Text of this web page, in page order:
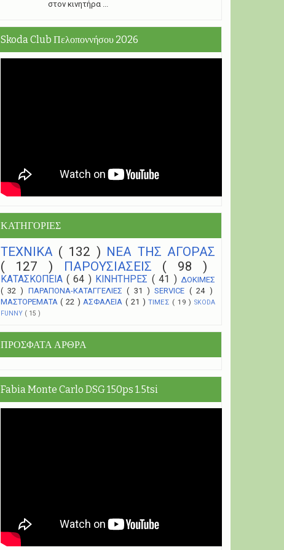
στον κινητήρα ...
Skoda Club Πελοποννήσου 2026
ΚΑΤΗΓΟΡΙΕΣ
ΤΕΧΝΙΚΑ ( 132 ) NEA THΣ ΑΓΟΡΑΣ
( 127 )
ΠΑΡΟΥΣΙΑΣΕΙΣ ( 98 )
ΚΑΤΑΣΚΟΠΕΙΑ( 64 ) ΚΙΝΗΤΗΡΕΣ ( 41 ) ΔΟΚΙΜΕΣ
( 32 ) ΠΑΡΑΠΟΝΑ-ΚΑΤΑΓΓΕΛΙΕΣ( 31 )SERVICE ( 24 )
ΜΑΣΤΟΡΕΜΑΤΑ( 22 )ΑΣΦΑΛΕΙΑ( 21 )ΤΙΜΕΣ ( 19 )SKODA
FUNNY ( 15 )
ΠΡΟΣΦΑΤΑ ΑΡΘΡΑ
Fabia Monte Carlo DSG 150ps 1.5tsi